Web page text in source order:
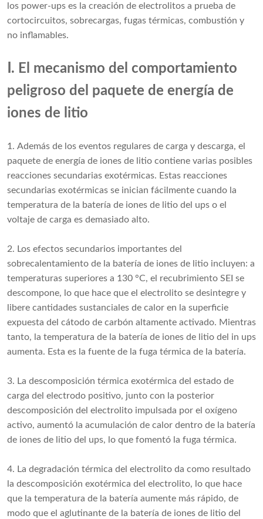
los power-ups es la creación de electrolitos a prueba de
cortocircuitos, sobrecargas, fugas térmicas, combustión y
no inflamables.
Ⅰ. El mecanismo del comportamiento
peligroso del paquete de energía de
iones de litio
1. Además de los eventos regulares de carga y descarga, el
paquete de energía de iones de litio contiene varias posibles
reacciones secundarias exotérmicas. Estas reacciones
secundarias exotérmicas se inician fácilmente cuando la
temperatura de la batería de iones de litio del ups o el
voltaje de carga es demasiado alto.
2. Los efectos secundarios importantes del
sobrecalentamiento de la batería de iones de litio incluyen: a
temperaturas superiores a 130 °C, el recubrimiento SEI se
descompone, lo que hace que el electrolito se desintegre y
libere cantidades sustanciales de calor en la superficie
expuesta del cátodo de carbón altamente activado. Mientras
tanto, la temperatura de la batería de iones de litio del in ups
aumenta. Esta es la fuente de la fuga térmica de la batería.
3. La descomposición térmica exotérmica del estado de
carga del electrodo positivo, junto con la posterior
descomposición del electrolito impulsada por el oxígeno
activo, aumentó la acumulación de calor dentro de la batería
de iones de litio del ups, lo que fomentó la fuga térmica.
4. La degradación térmica del electrolito da como resultado
la descomposición exotérmica del electrolito, lo que hace
que la temperatura de la batería aumente más rápido, de
modo que el aglutinante de la batería de iones de litio del